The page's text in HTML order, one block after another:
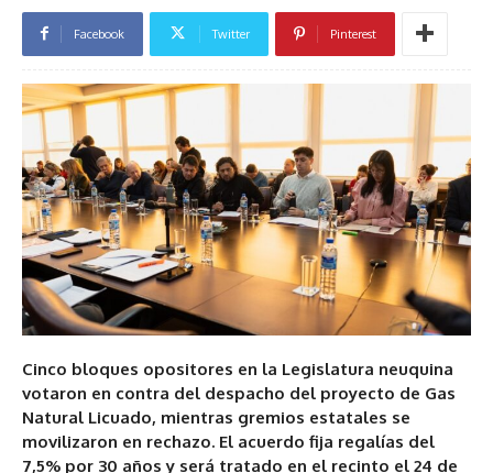
Facebook Twitter Pinterest
Cinco bloques opositores en la Legislatura neuquina
votaron en contra del despacho del proyecto de Gas
Natural Licuado, mientras gremios estatales se
movilizaron en rechazo. El acuerdo fija regalías del
7,5% por 30 años y será tratado en el recinto el 24 de